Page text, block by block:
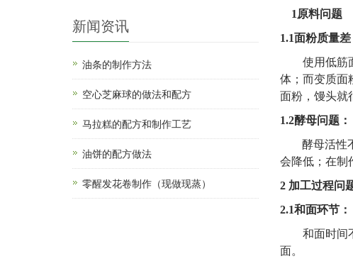
1 原料问题
1.1面粉质量差
使用低筋
体；而变质面
面粉，馒头就
1.2酵母问题：
酵母活性
会降低；在制
2 加工过程问
2.1和面环节：
和面时间
面。
新闻资讯
油条的制作方法
空心芝麻球的做法和配方
马拉糕的配方和制作工艺
油饼的配方做法
零醒发花卷制作（现做现蒸）